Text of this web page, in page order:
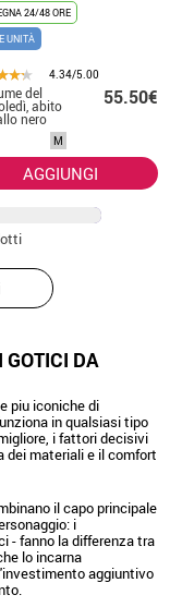
24/48 ORE
UNITÀ
4.34/5.00
del
abito
nero
per donna
55.50€
M
AGGIUNGI
DA
piu iconiche di
in qualsiasi tipo
i fattori decisivi
dei materiali e il comfort
il capo principale
i
- fanno la differenza tra
lo incarna
aggiuntivo